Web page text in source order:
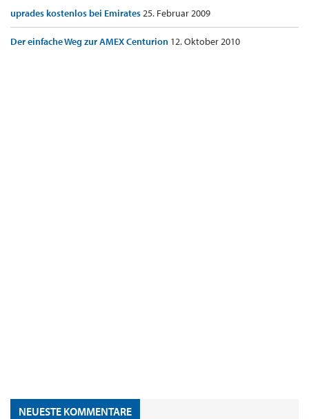
uprades kostenlos bei Emirates25. Februar 2009
Der einfache Weg zur AMEX Centurion 12. Oktober 2010
NEUESTE KOMMENTARE